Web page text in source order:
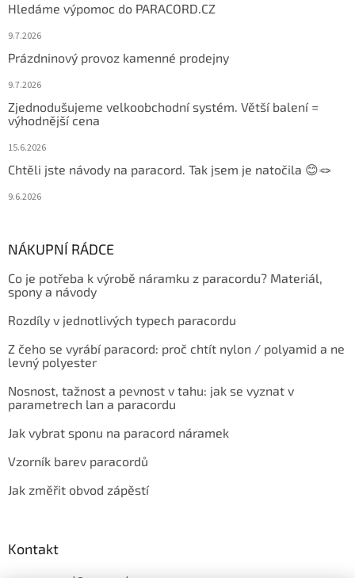
Hledáme výpomoc do PARACORD.CZ
9.7.2026
Prázdninový provoz kamenné prodejny
9.7.2026
Zjednodušujeme velkoobchodní systém. Větší balení =
výhodnější cena
15.6.2026
Chtěli jste návody na paracord. Tak jsem je natočila 😊🪢
9.6.2026
NÁKUPNÍ RÁDCE
Co je potřeba k výrobě náramku z paracordu? Materiál,
spony a návody
Rozdíly v jednotlivých typech paracordu
Z čeho se vyrábí paracord: proč chtít nylon / polyamid a ne
levný polyester
Nosnost, tažnost a pevnost v tahu: jak se vyznat v
parametrech lan a paracordu
Jak vybrat sponu na paracord náramek
Vzorník barev paracordů
Jak změřit obvod zápěstí
Kontakt